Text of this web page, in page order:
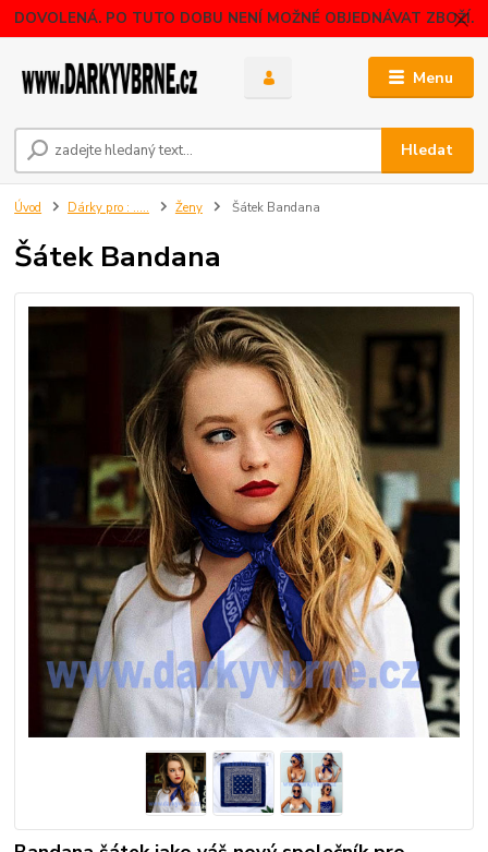
DOVOLENÁ. PO TUTO DOBU NENÍ MOŽNÉ OBJEDNÁVAT ZBOŽÍ.
Menu
Hledat
Úvod Dárky pro : ..... Ženy Šátek Bandana
Šátek Bandana